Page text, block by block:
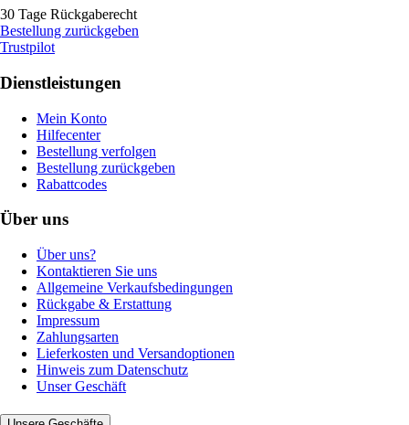
30 Tage Rückgaberecht
Bestellung zurückgeben
Trustpilot
Dienstleistungen
Mein Konto
Hilfecenter
Bestellung verfolgen
Bestellung zurückgeben
Rabattcodes
Über uns
Über uns?
Kontaktieren Sie uns
Allgemeine Verkaufsbedingungen
Rückgabe & Erstattung
Impressum
Zahlungsarten
Lieferkosten und Versandoptionen
Hinweis zum Datenschutz
Unser Geschäft